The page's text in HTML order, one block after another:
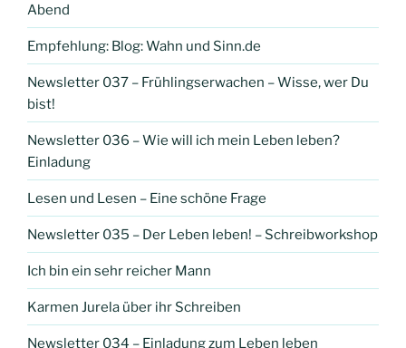
Abend
Empfehlung: Blog: Wahn und Sinn.de
Newsletter 037 – Frühlingserwachen – Wisse, wer Du
bist!
Newsletter 036 – Wie will ich mein Leben leben?
Einladung
Lesen und Lesen – Eine schöne Frage
Newsletter 035 – Der Leben leben! – Schreibworkshop
Ich bin ein sehr reicher Mann
Karmen Jurela über ihr Schreiben
Newsletter 034 – Einladung zum Leben leben